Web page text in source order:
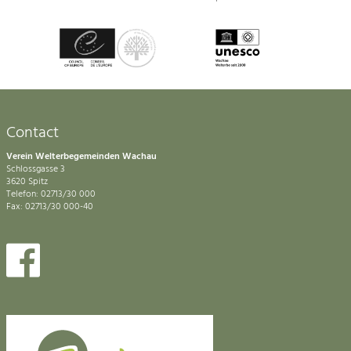
Contact
Verein Welterbegemeinden Wachau
Schlossgasse 3
3620 Spitz
Telefon: 02713/30 000
Fax: 02713/30 000-40